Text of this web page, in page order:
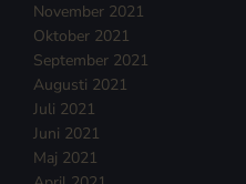
November 2021
Oktober 2021
September 2021
Augusti 2021
Juli 2021
Juni 2021
Maj 2021